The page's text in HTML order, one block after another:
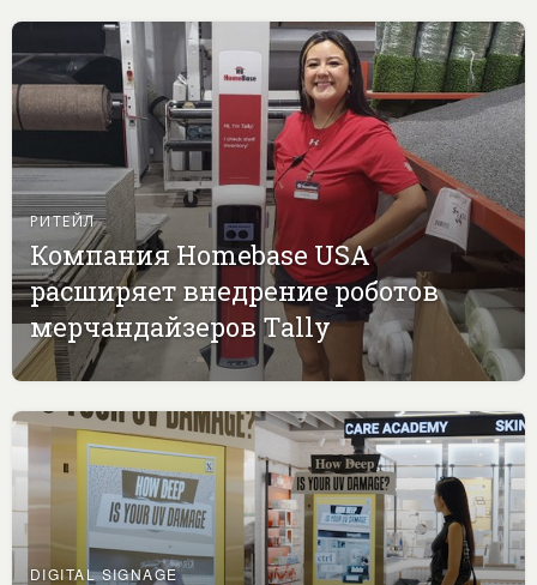
РИТЕЙЛ
Компания Homebase USA
расширяет внедрение роботов
мерчандайзеров Tally
DIGITAL SIGNAGE